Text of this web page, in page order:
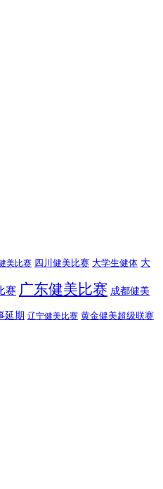
美比赛 四川健美比赛 大学生健体 大
赛 广东健美比赛 成都健美
延期 辽宁健美比赛 黄金健美超级联赛